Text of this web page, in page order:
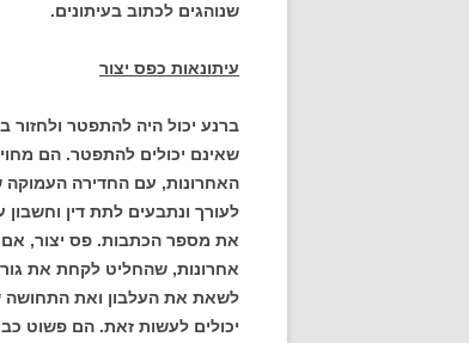
שנוהגים לכתוב בעיתונים.
עיתונאות כפס יצור
ברנע יכול היה להתפטר ולחזור
שאינם יכולים להתפטר. הם
האחרונות, עם החדירה העמוקה
לעורך ונתבעים לתת דין
את מספר הכתבות. פס יצור, אם
לשאת את העלבון ואת התחושה
יכולים לעשות זאת. הם פשוט